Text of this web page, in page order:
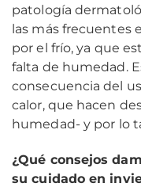
patología
las más frecuentes
por el frío, ya que
falta de humedad.
consecuencia del
calor, que hacen
humedad- y por lo
¿Qué consejos
su cuidado en